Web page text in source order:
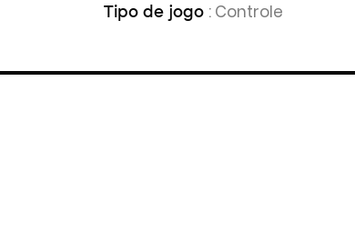
Tipo de jogo : Controle